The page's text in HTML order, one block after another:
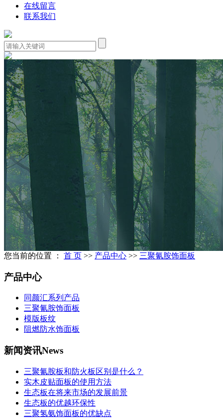
在线留言
联系我们
您当前的位置 ： 首 页 >> 产品中心 >> 三聚氰胺饰面板
产品中心
同颜汇系列产品
三聚氰胺饰面板
模版板纹
阻燃防水饰面板
新闻资讯News
三聚氰胺板和防火板区别是什么？
实木皮贴面板的使用方法
生态板在将来市场的发展前景
生态板的优越环保性
三聚氢氨饰面板的优缺点